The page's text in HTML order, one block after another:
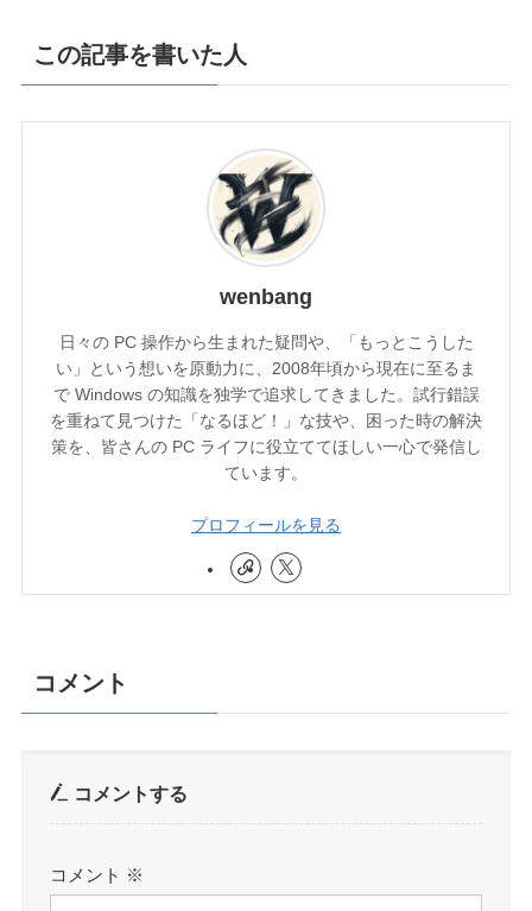
この記事を書いた人
wenbang
日々の PC 操作から生まれた疑問や、「もっとこうした
い」という想いを原動力に、2008年頃から現在に至るま
で Windows の知識を独学で追求してきました。試行錯誤
を重ねて見つけた「なるほど！」な技や、困った時の解決
策を、皆さんの PC ライフに役立ててほしい一心で発信し
ています。
プロフィールを見る
コメント
コメントする
コメント ※